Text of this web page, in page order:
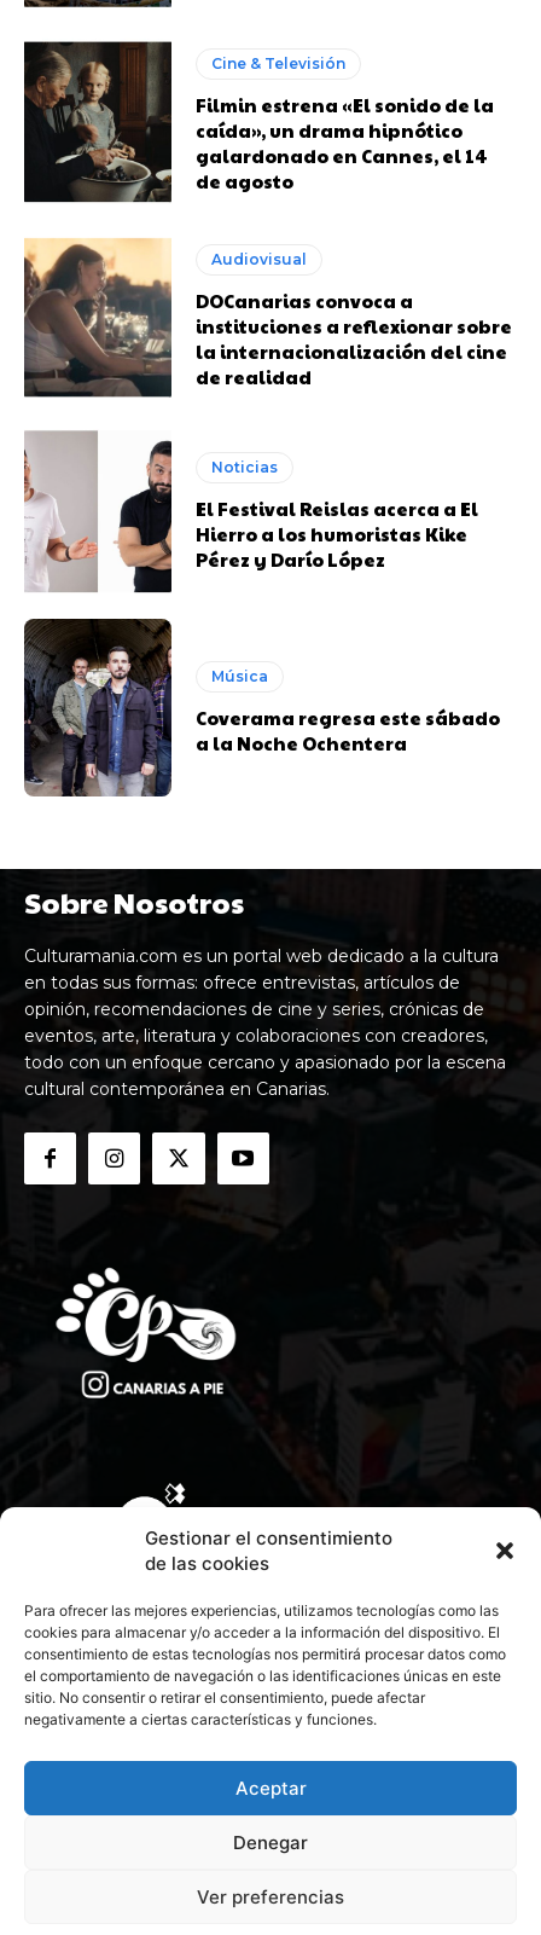
Gestionar el consentimiento
de las cookies
Para ofrecer las mejores experiencias, utilizamos tecnologías como las
cookies para almacenar y/o acceder a la información del dispositivo. El
consentimiento de estas tecnologías nos permitirá procesar datos como
el comportamiento de navegación o las identificaciones únicas en este
sitio. No consentir o retirar el consentimiento, puede afectar
negativamente a ciertas características y funciones.
Aceptar
Denegar
Ver preferencias
Cine & Televisión
Filmin estrena «El sonido de la
caída», un drama hipnótico
galardonado en Cannes, el 14
de agosto
Audiovisual
DOCanarias convoca a
instituciones a reflexionar sobre
la internacionalización del cine
de realidad
Noticias
El Festival Reislas acerca a El
Hierro a los humoristas Kike
Pérez y Darío López
Música
Coverama regresa este sábado
a la Noche Ochentera
Sobre Nosotros
Culturamania.com es un portal web dedicado a la cultura
en todas sus formas: ofrece entrevistas, artículos de
opinión, recomendaciones de cine y series, crónicas de
eventos, arte, literatura y colaboraciones con creadores,
todo con un enfoque cercano y apasionado por la escena
cultural contemporánea en Canarias.
CONTACTA CON NOSOTROS